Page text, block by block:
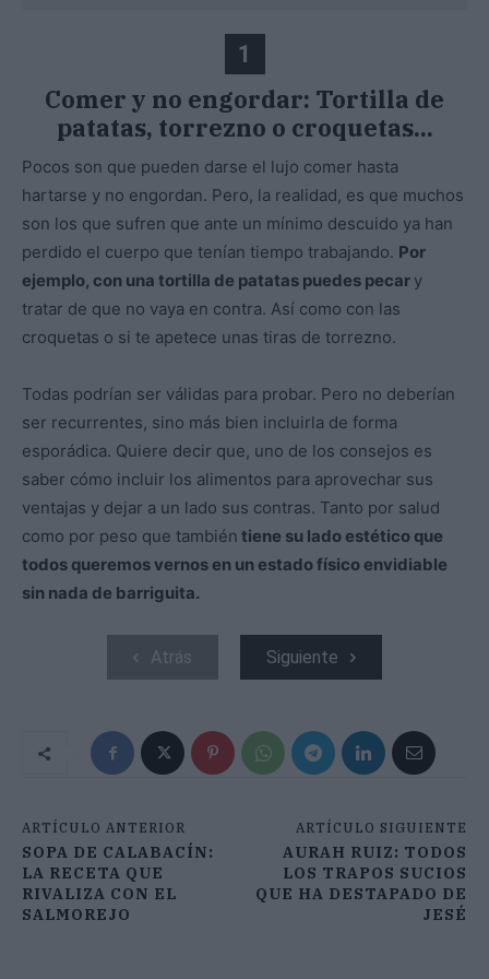
1
Comer y no engordar: Tortilla de
patatas, torrezno o croquetas...
Pocos son que pueden darse el lujo comer hasta
hartarse y no engordan. Pero, la realidad, es que muchos
son los que sufren que ante un mínimo descuido ya han
perdido el cuerpo que tenían tiempo trabajando. Por
ejemplo, con una tortilla de patatas puedes pecar y
tratar de que no vaya en contra. Así como con las
croquetas o si te apetece unas tiras de torrezno.
Todas podrían ser válidas para probar. Pero no deberían
ser recurrentes, sino más bien incluirla de forma
esporádica. Quiere decir que, uno de los consejos es
saber cómo incluir los alimentos para aprovechar sus
ventajas y dejar a un lado sus contras. Tanto por salud
como por peso que también tiene su lado estético que
todos queremos vernos en un estado físico envidiable
sin nada de barriguita.
Atrás Siguiente
ARTÍCULO ANTERIOR
SOPA DE CALABACÍN:
LA RECETA QUE
RIVALIZA CON EL
SALMOREJO
ARTÍCULO SIGUIENTE
AURAH RUIZ: TODOS
LOS TRAPOS SUCIOS
QUE HA DESTAPADO DE
JESÉ